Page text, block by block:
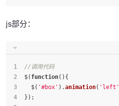
js部分：
//调用代码
$( function( ){
  $(
'#box' ).animation( 'left'
});